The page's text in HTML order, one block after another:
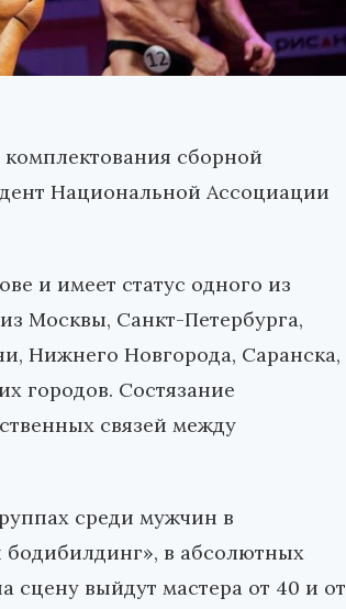
сборной
Национальной Ассоциации
и имеет статус одного из
Москвы, Санкт-Петербурга,
Нижнего Новгорода, Саранска,
городов. Состязание
связей между
среди мужчин в
в абсолютных
сцену выйдут мастера от 40 и от